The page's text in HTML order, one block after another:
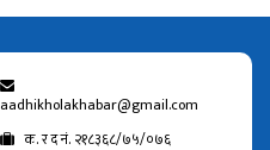
aadhikholakhabar@gmail.com
क. र द नं. २१८३६८/७५/०७६